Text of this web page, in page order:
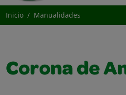
Inicio Manualidades
Corona de